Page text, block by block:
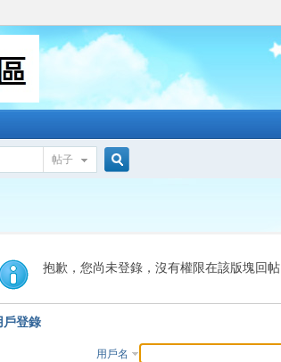
帖子
索
抱歉，您尚未登錄，沒有權限在該版塊回帖
戶登錄
用戶名